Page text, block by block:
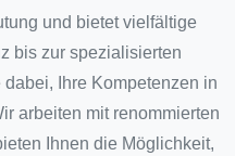
und bietet vielfältige
bis zur spezialisierten
Ihre Kompetenzen in
arbeiten mit renommierten
Ihnen die Möglichkeit,